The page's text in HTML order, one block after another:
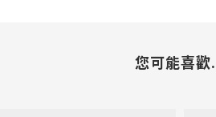
您可能喜歡